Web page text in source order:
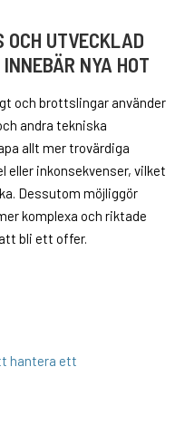
UTVECKLAD
NYA HOT
och brottslingar använder
andra tekniska
allt mer trovärdiga
eller inkonsekvenser, vilket
Dessutom möjliggör
komplexa och riktade
bli ett offer.
hantera ett